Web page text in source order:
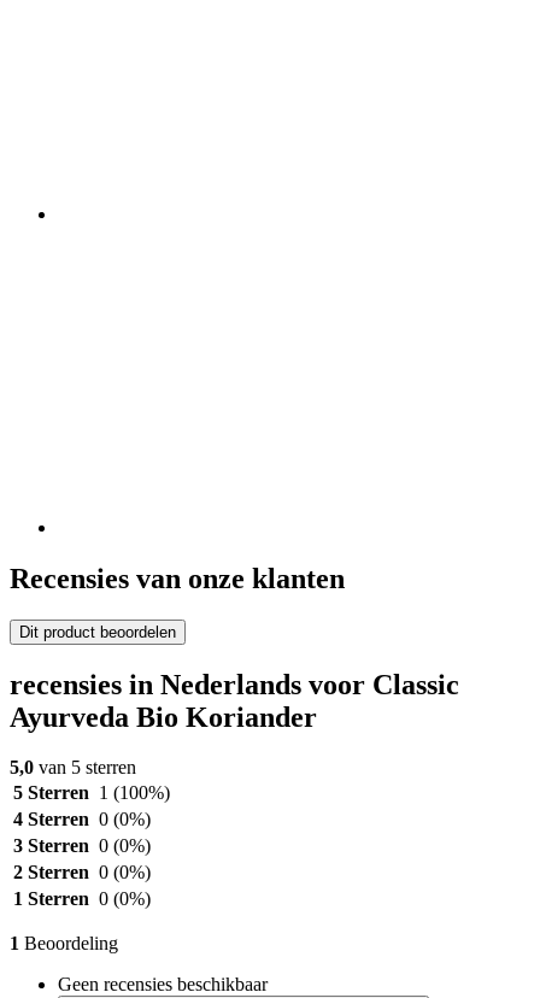
Recensies van onze klanten
Dit product beoordelen
recensies in Nederlands voor Classic
Ayurveda Bio Koriander
5,0 van 5 sterren
5 Sterren 1 (100%)
4 Sterren 0 (0%)
3 Sterren 0 (0%)
2 Sterren 0 (0%)
1 Sterren 0 (0%)
1 Beoordeling
Geen recensies beschikbaar